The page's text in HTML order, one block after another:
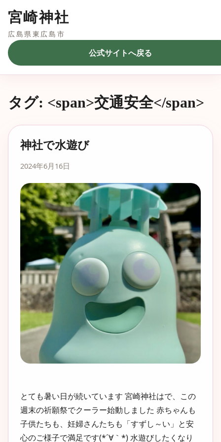
宮崎神社
広島県東広島市
公式サイトへ戻る
タグ: <span>交通安全</span>
神社で水遊び
2024年6月16日
とても暑い日が続いています 宮崎神社はで、この
週末の祈願祭でクーラー始動しました 赤ちゃんも
子供たちも、妊婦さんたちも「すずし～い」と安
心のご様子で満足です(*´∀｀*) 水遊びしたくなり